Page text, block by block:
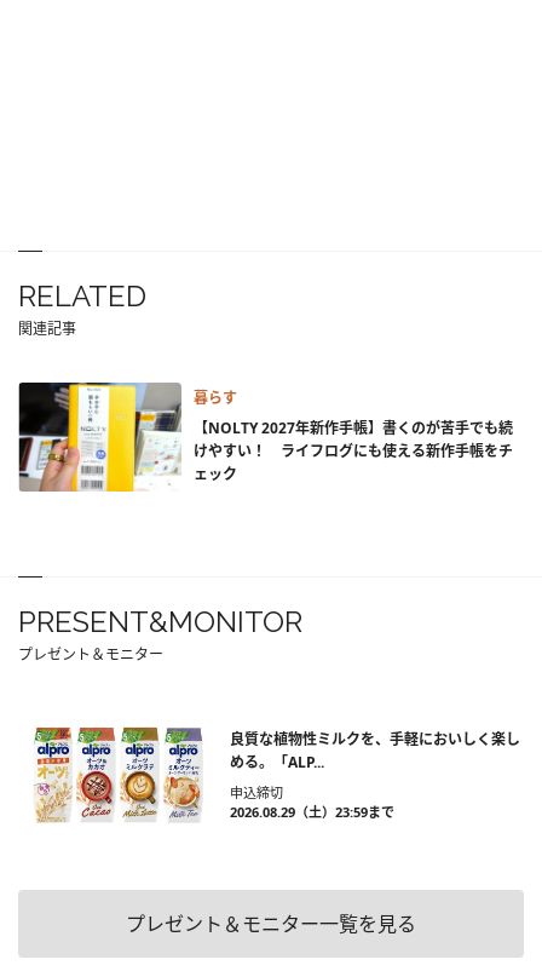
RELATED
関連記事
暮らす
【NOLTY 2027年新作手帳】書くのが苦手でも続
けやすい！ ライフログにも使える新作手帳をチ
ェック
PRESENT&MONITOR
プレゼント＆モニター
良質な植物性ミルクを、手軽においしく楽し
める。「ALP...
申込締切
2026.08.29（土）23:59まで
プレゼント＆モニター一覧を見る